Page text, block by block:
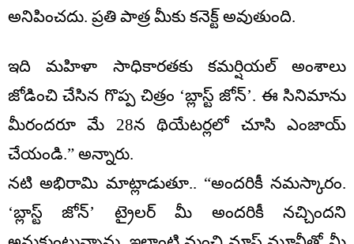
అనిపించదు. ప్రతి పాత్ర మీకు కనెక్ట్ అవుతుంది.
ఇది మహిళా సాధికారతకు కమర్షియల్ అంశాలు
జోడించి చేసిన గొప్ప చిత్రం ‘బ్లాస్ట్ జోన్’. ఈ సినిమాను
మీరందరూ మే 28న థియేటర్లలో చూసి ఎంజాయ్
చేయండి.” అన్నారు.
నటి అభిరామి మాట్లాడుతూ.. “అందరికీ నమస్కారం.
‘బ్లాస్ట్ జోన్’ ట్రైలర్ మీ అందరికీ నచ్చిందని